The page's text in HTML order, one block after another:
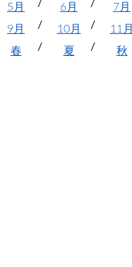
5月 6月 7月
9月
10月 11月
春
夏 秋